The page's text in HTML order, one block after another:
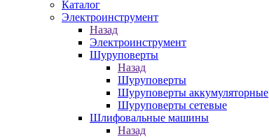
Каталог
Электроинструмент
Назад
Электроинструмент
Шуруповерты
Назад
Шуруповерты
Шуруповерты аккумуляторные
Шуруповерты сетевые
Шлифовальные машины
Назад